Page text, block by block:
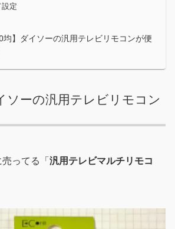
設定
均】ダイソーの汎用テレビリモコンが便
ソーの汎用テレビリモコン
ってる「 汎用テレビマルチリモコ